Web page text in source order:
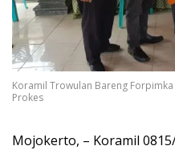
Koramil Trowulan Bareng
Prokes
Mojokerto, – Koramil